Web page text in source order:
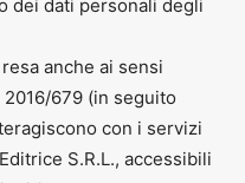
dei dati personali degli
anche ai sensi
2016/679 (in seguito
con i servizi
S.R.L., accessibili